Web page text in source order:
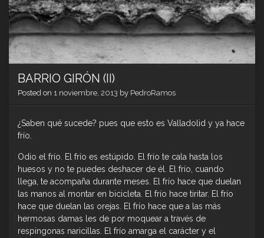
BARRIO GIRÓN (II)
Posted on 1 noviembre, 2013 by PedroRamos
¿Saben qué sucede? pues que esto es Valladolid y ya hace
frío.
Odio el frío. El frío es estúpido. El frío te cala hasta los
huesos y no te puedes deshacer de él. El frío, cuando
llega, te acompaña durante meses. El frío hace que duelan
las manos al montar en bicicleta. El frío hace tiritar. El frío
hace que duelan las orejas. El frío hace que a las más
hermosas damas les de por moquear a través de
respingonas naricillas. El frío amarga el carácter y el